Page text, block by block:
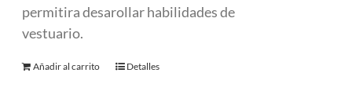
permitira desarollar habilidades de
vestuario.
Añadir al carrito Detalles